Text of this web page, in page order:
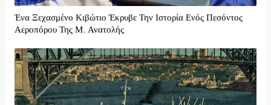
Ένα Ξεχασμένο Κιβώτιο Έκρυβε Την Ιστορία Ενός Πεσόντος
Αεροπόρου Της Μ. Ανατολής